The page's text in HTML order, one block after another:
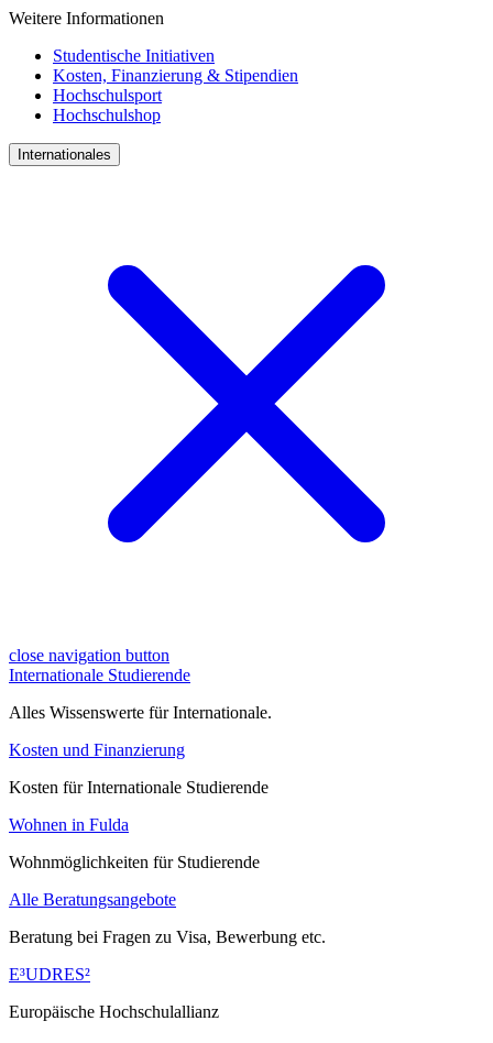
Weitere Informationen
Studentische Initiativen
Kosten, Finanzierung & Stipendien
Hochschulsport
Hochschulshop
Internationales
close navigation button
Internationale Studierende
Alles Wissenswerte für Internationale.
Kosten und Finanzierung
Kosten für Internationale Studierende
Wohnen in Fulda
Wohnmöglichkeiten für Studierende
Alle Beratungsangebote
Beratung bei Fragen zu Visa, Bewerbung etc.
E³UDRES²
Europäische Hochschulallianz